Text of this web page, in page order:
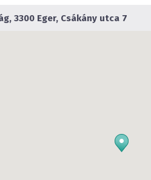
3300 Eger, Csákány utca 7